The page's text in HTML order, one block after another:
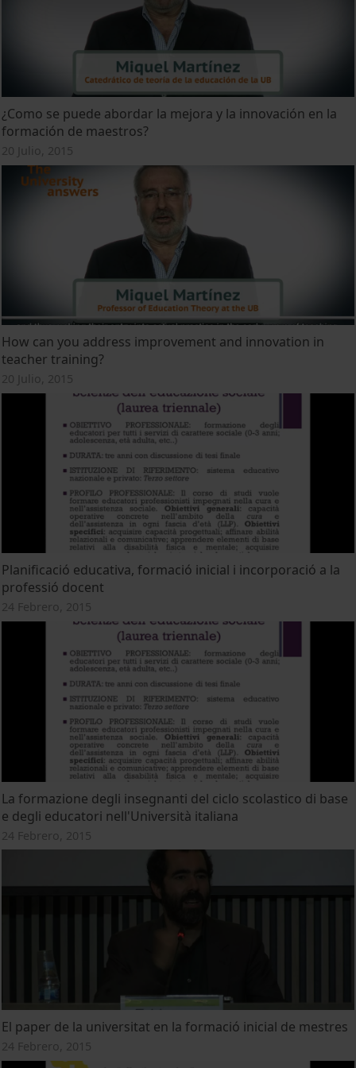
¿Como se puede abordar la mejora y la innovación en la
formación de maestros?
20 Julio, 2015
How can you address improvement and innovation in
teacher training?
20 Julio, 2015
Planificació educativa, formació inicial i incorporació a la
professió docent
24 Febrero, 2015
La formazione degli insegnanti del ciclo scolastico di base
e degli educatori nell'Università italiana
24 Febrero, 2015
El paper de la universitat en la formació inicial de mestres
24 Febrero, 2015